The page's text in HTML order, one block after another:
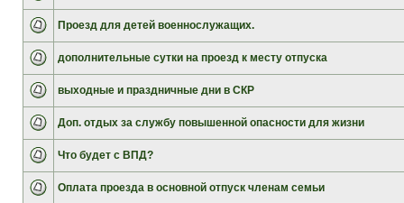
Проезд для детей военнослужащих.
дополнительные сутки на проезд к месту отпуска
выходные и праздничные дни в СКР
Доп. отдых за службу повышенной опасности для жизни
Что будет с ВПД?
Оплата проезда в основной отпуск членам семьи